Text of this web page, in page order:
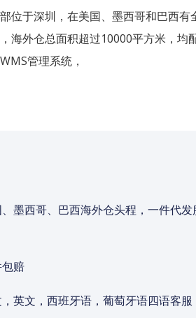
位于深圳，在美国、墨西哥和巴西有
海外仓总面积超过10000平方米，均
管理系统，
墨西哥、巴西海外仓头程，一件代发
赔
英文，西班牙语，葡萄牙语四语客服